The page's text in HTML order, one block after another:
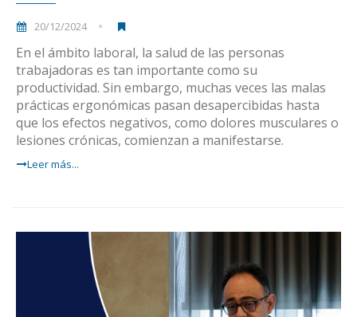
20/12/2024
En el ámbito laboral, la salud de las personas
trabajadoras es tan importante como su
productividad. Sin embargo, muchas veces las malas
prácticas ergonómicas pasan desapercibidas hasta
que los efectos negativos, como dolores musculares o
lesiones crónicas, comienzan a manifestarse.
Leer más...